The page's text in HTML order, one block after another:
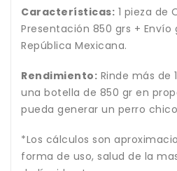
Características: 1 pieza de
Presentación 850 grs +
República Mexicana.
Rendimiento: Rinde más de
una botella de 850 gr en
pueda generar un perro chico
*Los cálculos son
forma de uso, salud de la